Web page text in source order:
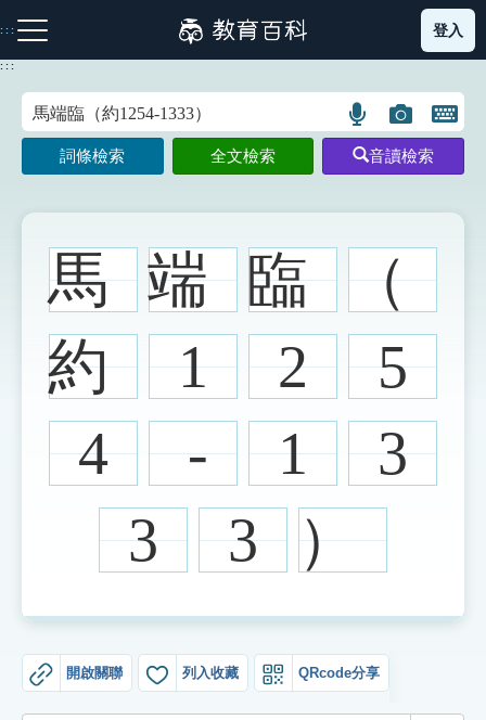
到
主
:::
注音索引圖示 筆畫索引圖示 部首索引表圖示
網站導覽
生字詞彙表
成語故事
知識索引
生命大百科索引
遊戲專區
登入
:::
語
言
搜
示
圖
片
搜
示
開
鍵
圖
詞條檢索 全文檢索 音讀檢索
馬 端 臨 （
約
1 2
5
4
- 1
3
3
3 ）
開啟關聯 列入收藏 QRcode分享